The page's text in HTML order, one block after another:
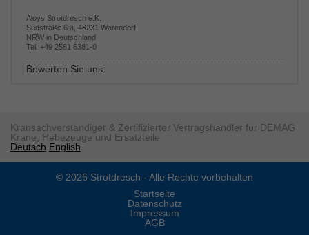
Aloys Strotdresch e.K.
Südstraße 6 a 48231 Warendorf
NRW in Deutschland
Tel. +49 2581 6381-0
Bewerten Sie uns
Kransachverständiger & Zertifizierter Vertragshändler für DEMAG
Krane, Hebezeuge und Ersatzteile
Deutsch English
© 2026 Strotdresch - Alle Rechte vorbehalten
Startseite
Datenschutz
Impressum
AGB